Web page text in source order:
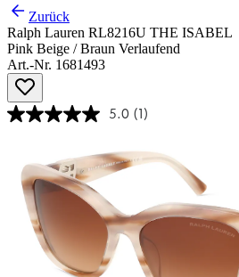
Zurück
Ralph Lauren RL8216U THE ISABEL
Pink Beige / Braun Verlaufend
Art.-Nr. 1681493
5.0 (1)